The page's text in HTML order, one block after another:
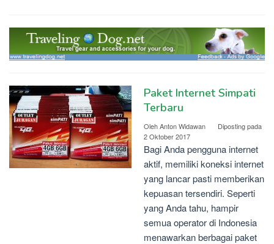
Paket Internet Simpati
Terbaru
OlehAnton Widawan
Diposting pada
2 Oktober 2017
Bagi Anda pengguna internet
aktif, memiliki koneksi internet
yang lancar pasti memberikan
kepuasan tersendiri. Seperti
yang Anda tahu, hampir
semua operator di Indonesia
menawarkan berbagai paket